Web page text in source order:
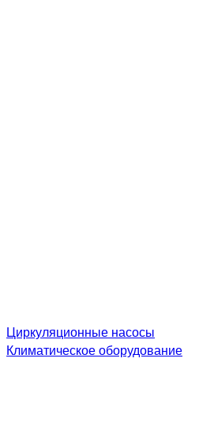
Циркуляционные насосы
Климатическое оборудование